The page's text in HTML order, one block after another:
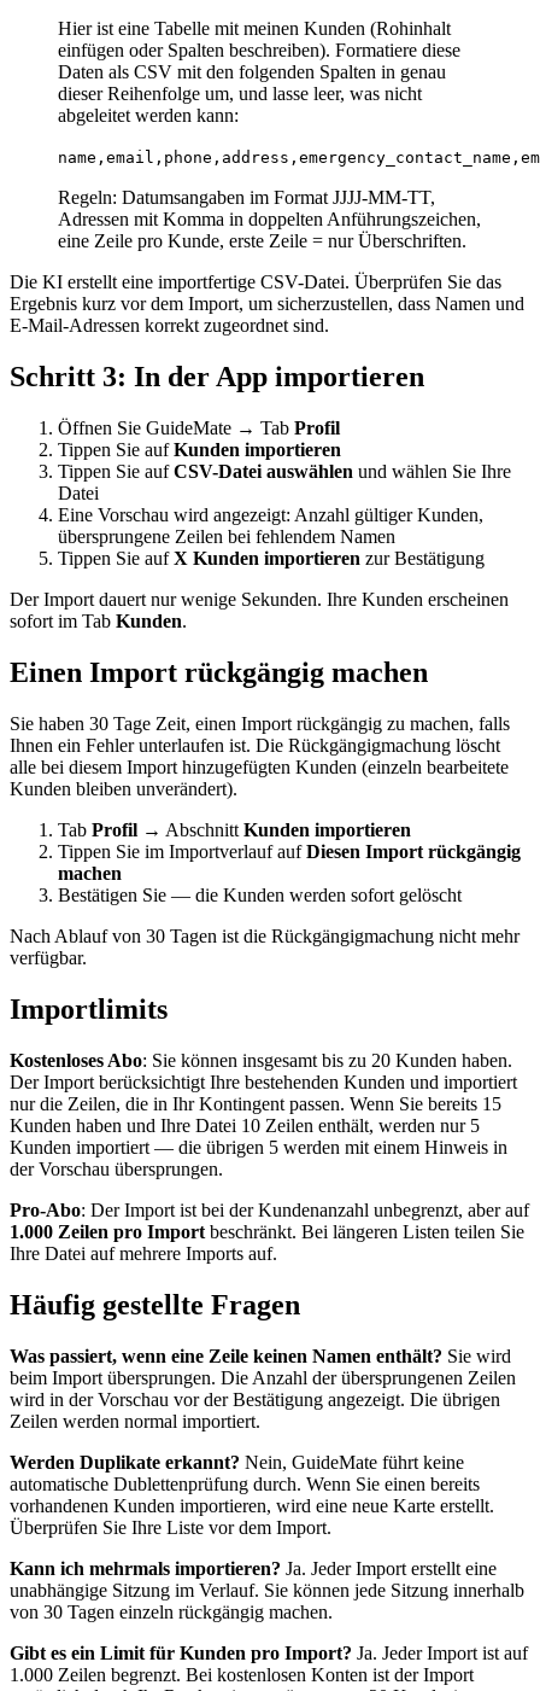
Hier ist eine Tabelle mit meinen Kunden (Rohinhalt
einfügen oder Spalten beschreiben). Formatiere diese
Daten als CSV mit den folgenden Spalten in genau
dieser Reihenfolge um, und lasse leer, was nicht
abgeleitet werden kann:
Regeln: Datumsangaben im Format JJJJ-MM-TT,
Adressen mit Komma in doppelten Anführungszeichen,
eine Zeile pro Kunde, erste Zeile = nur Überschriften.
Die KI erstellt eine importfertige CSV-Datei. Überprüfen Sie das
Ergebnis kurz vor dem Import, um sicherzustellen, dass Namen und
E-Mail-Adressen korrekt zugeordnet sind.
Schritt 3: In der App importieren
Öffnen Sie GuideMate → Tab Profil
Tippen Sie aufKunden importieren
Tippen Sie aufCSV-Datei auswählen und wählen Sie Ihre
Datei
Eine Vorschau wird angezeigt: Anzahl gültiger Kunden,
übersprungene Zeilen bei fehlendem Namen
Tippen Sie aufX Kunden importieren zur Bestätigung
Der Import dauert nur wenige Sekunden. Ihre Kunden erscheinen
sofort im Tab Kunden.
Einen Import rückgängig machen
Sie haben 30 Tage Zeit, einen Import rückgängig zu machen, falls
Ihnen ein Fehler unterlaufen ist. Die Rückgängigmachung löscht
alle bei diesem Import hinzugefügten Kunden (einzeln bearbeitete
Kunden bleiben unverändert).
Tab Profil → Abschnitt Kunden importieren
Tippen Sie im Importverlauf aufDiesen Import rückgängig
machen
Bestätigen Sie — die Kunden werden sofort gelöscht
Nach Ablauf von 30 Tagen ist die Rückgängigmachung nicht mehr
verfügbar.
Importlimits
Kostenloses Abo: Sie können insgesamt bis zu 20 Kunden haben.
Der Import berücksichtigt Ihre bestehenden Kunden und importiert
nur die Zeilen, die in Ihr Kontingent passen. Wenn Sie bereits 15
Kunden haben und Ihre Datei 10 Zeilen enthält, werden nur 5
Kunden importiert — die übrigen 5 werden mit einem Hinweis in
der Vorschau übersprungen.
Pro-Abo: Der Import ist bei der Kundenanzahl unbegrenzt, aber auf
1.000 Zeilen pro Import beschränkt. Bei längeren Listen teilen Sie
Ihre Datei auf mehrere Imports auf.
Häufig gestellte Fragen
Was passiert, wenn eine Zeile keinen Namen enthält? Sie wird
beim Import übersprungen. Die Anzahl der übersprungenen Zeilen
wird in der Vorschau vor der Bestätigung angezeigt. Die übrigen
Zeilen werden normal importiert.
Werden Duplikate erkannt? Nein, GuideMate führt keine
automatische Dublettenprüfung durch. Wenn Sie einen bereits
vorhandenen Kunden importieren, wird eine neue Karte erstellt.
Überprüfen Sie Ihre Liste vor dem Import.
Kann ich mehrmals importieren? Ja. Jeder Import erstellt eine
unabhängige Sitzung im Verlauf. Sie können jede Sitzung innerhalb
von 30 Tagen einzeln rückgängig machen.
Gibt es ein Limit für Kunden pro Import? Ja. Jeder Import ist auf
1.000 Zeilen begrenzt. Bei kostenlosen Konten ist der Import